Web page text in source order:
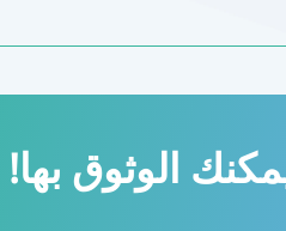
الوثوق بها!